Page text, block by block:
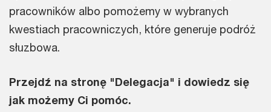
pracowników albo pomożemy w wybranych
kwestiach pracowniczych, które generuje podróż
słuzbowa.
Przejdź na stronę "Delegacja" i dowiedz się
jak możemy Ci pomóc.